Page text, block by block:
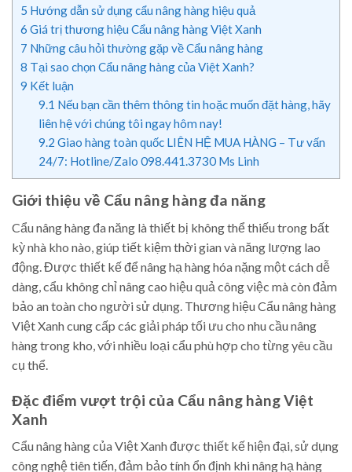
5 Hướng dẫn sử dụng cẩu nâng hàng hiệu quả
6 Giá trị thương hiệu Cẩu nâng hàng Việt Xanh
7 Những câu hỏi thường gặp về Cẩu nâng hàng
8 Tại sao chọn Cẩu nâng hàng của Việt Xanh?
9 Kết luận
9.1 Nếu bạn cần thêm thông tin hoặc muốn đặt hàng, hãy
liên hệ với chúng tôi ngay hôm nay!
9.2 Giao hàng toàn quốc LIÊN HỆ MUA HÀNG – Tư vấn
24/7: Hotline/Zalo 098.441.3730 Ms Linh
Giới thiệu về Cẩu nâng hàng đa năng
Cẩu nâng hàng đa năng là thiết bị không thể thiếu trong bất
kỳ nhà kho nào, giúp tiết kiệm thời gian và năng lượng lao
động. Được thiết kế để nâng hạ hàng hóa nặng một cách dễ
dàng, cẩu không chỉ nâng cao hiệu quả công việc mà còn đảm
bảo an toàn cho người sử dụng. Thương hiệu Cẩu nâng hàng
Việt Xanh cung cấp các giải pháp tối ưu cho nhu cầu nâng
hàng trong kho, với nhiều loại cẩu phù hợp cho từng yêu cầu
cụ thể.
Đặc điểm vượt trội của Cẩu nâng hàng Việt
Xanh
Cẩu nâng hàng của Việt Xanh được thiết kế hiện đại, sử dụng
công nghệ tiên tiến, đảm bảo tính ổn định khi nâng hạ hàng